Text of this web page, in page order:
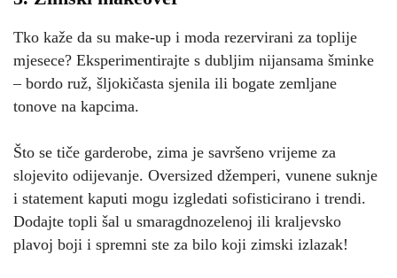
Tko kaže da su make-up i moda rezervirani za toplije
mjesece? Eksperimentirajte s dubljim nijansama šminke
– bordo ruž, šljokičasta sjenila ili bogate zemljane
tonove na kapcima.
Što se tiče garderobe, zima je savršeno vrijeme za
slojevito odijevanje. Oversized džemperi, vunene suknje
i statement kaputi mogu izgledati sofisticirano i trendi.
Dodajte topli šal u smaragdnozelenoj ili kraljevsko
plavoj boji i spremni ste za bilo koji zimski izlazak!